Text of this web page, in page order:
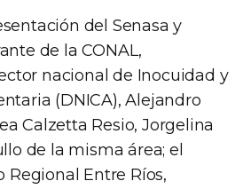
del Senasa y
de la CONAL,
nacional de Inocuidad y
(DNICA), Alejandro
Calzetta Resio, Jorgelina
de la misma área; el
Entre Ríos,